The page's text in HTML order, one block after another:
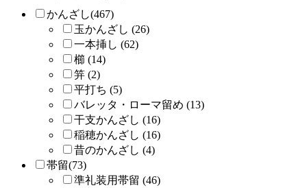
かんざし(467)
玉かんざし (26)
一本挿し (62)
櫛 (14)
笄 (2)
平打ち (5)
バレッタ・ローマ留め (13)
干支かんざし (16)
稲穂かんざし (16)
昔のかんざし (4)
帯留(73)
準礼装用帯留 (46)